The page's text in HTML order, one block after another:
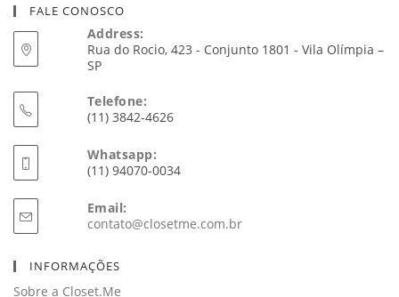
FALE CONOSCO
Address:
Rua do Rocio, 423 - Conjunto 1801 - Vila Olímpia –
SP
Telefone:
(11) 3842-4626
Whatsapp:
(11) 94070-0034
Email:
contato@closetme.com.brAbre
INFORMAÇÕES
Sobre a Closet.Me